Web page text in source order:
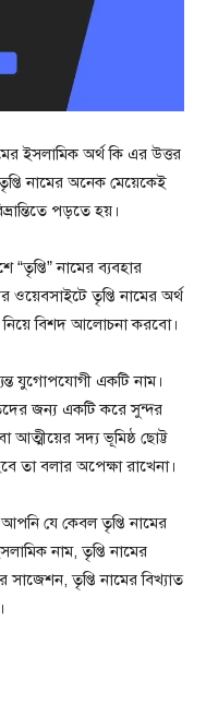
ইসলামিক অর্থ কি এর উত্তর
নামের অনেক মেয়েকেই
পড়তে হয়।
নামের ব্যবহার
তৃপ্তি নামের অর্থ
নিয়ে বিশদ আলোচনা করবো।
যুগোপযোগী একটি নাম।
জন্য একটি করে সুন্দর
আত্মীয়ের সদ্য ভূমিষ্ঠ ছোট্ট
তা বলার অপেক্ষা রাখেনা।
যে কেবল তৃপ্তি নামের
নাম, তৃপ্তি নামের
সাজেশন, তৃপ্তি নামের বিখ্যাত